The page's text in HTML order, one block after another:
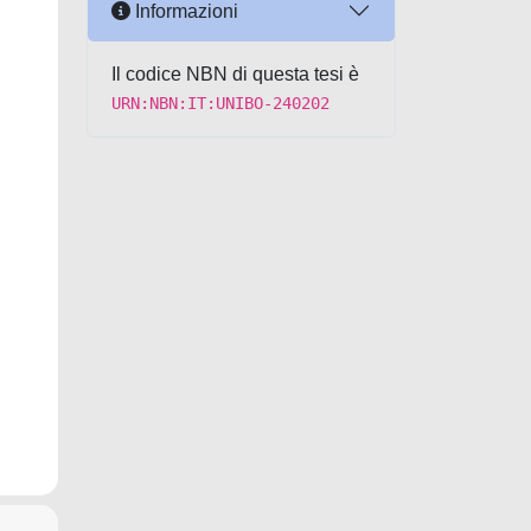
Informazioni
Il codice NBN di questa tesi è
URN:NBN:IT:UNIBO-240202